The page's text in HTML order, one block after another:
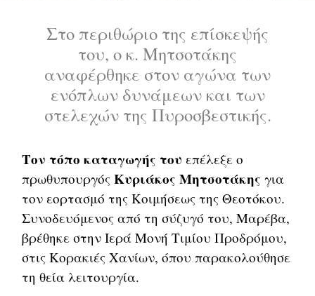
Στο περιθώριο της επίσκεψής
του, ο κ. Μητσοτάκης
αναφέρθηκε στον αγώνα των
ενόπλων δυνάμεων και των
στελεχών της Πυροσβεστικής.
Τον τόπο καταγωγής του επέλεξε ο
πρωθυπουργόςΚυριάκος Μητσοτάκης για
τον εορτασμό της Κοιμήσεως της Θεοτόκου.
Συνοδευόμενος από τη σύζυγό του, Μαρέβα,
βρέθηκε στην Ιερά Μονή Τιμίου Προδρόμου,
στις Κορακιές Χανίων, όπου παρακολούθησε
τη θεία λειτουργία.